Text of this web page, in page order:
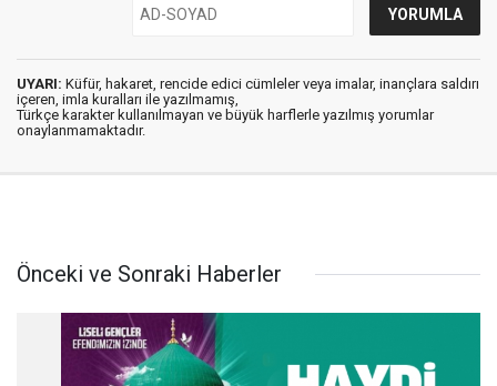
UYARI: Küfür, hakaret, rencide edici cümleler veya imalar, inançlara saldırı
içeren, imla kuralları ile yazılmamış,
Türkçe karakter kullanılmayan ve büyük harflerle yazılmış yorumlar
onaylanmamaktadır.
Önceki ve Sonraki Haberler